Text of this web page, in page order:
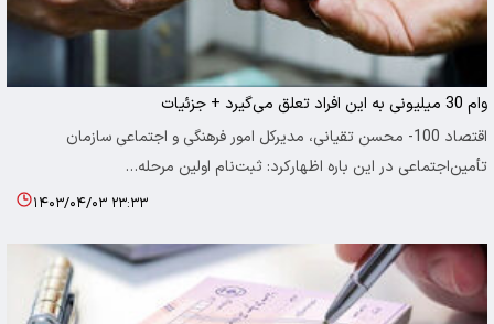
وام 30 میلیونی به این افراد تعلق می‌گیرد + جزئیات
اقتصاد 100- محسن تقیانی، مدیرکل امور فرهنگی و اجتماعی سازمان
تأمین‌اجتماعی در این باره اظهارکرد: ثبت‌نام اولین مرحله…
۱۴۰۳/۰۴/۰۳ ۲۳:۳۳